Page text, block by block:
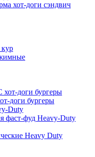
хот-доги сэндвич
кур
доги бургеры
Duty
фаст-фуд Heavy-Duty
Heavy Duty